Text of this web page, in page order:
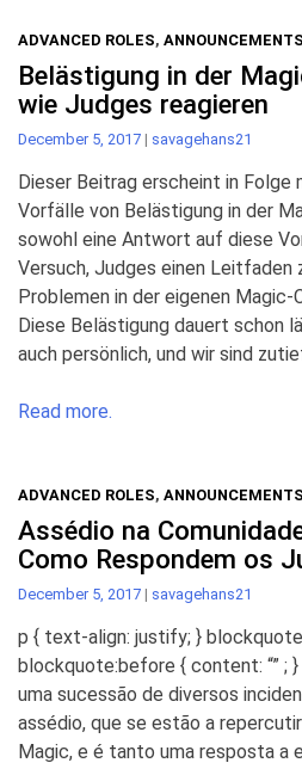
ADVANCED ROLES, ANNOUNCEMENTS
Belästigung in der
wie Judges reagieren
December 5, 2017 | savagehans21
Dieser Beitrag erscheint in Folge
Vorfälle von Belästigung in der
sowohl eine Antwort auf diese
Versuch, Judges einen Leitfaden
Problemen in der eigenen Magic-
Diese Belästigung dauert schon
auch persönlich, und wir sind
Read more.
ADVANCED ROLES, ANNOUNCEMENTS
Assédio na
Como Respondem os
December 5, 2017 | savagehans21
p { text-align: justify; }
blockquote:before { content: “” ;
uma sucessão de diversos
assédio, que se estão a
Magic, e é tanto uma resposta a